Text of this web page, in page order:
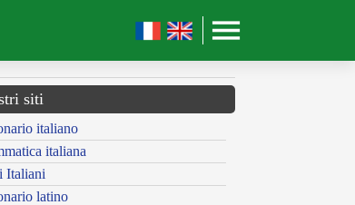
siti
italiano
italiana
Italiani
latino